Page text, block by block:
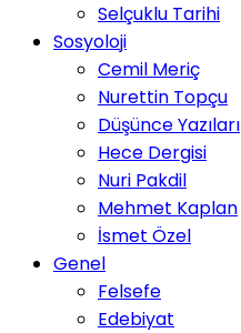
Selçuklu Tarihi
Sosyoloji
Cemil Meriç
Nurettin Topçu
Düşünce Yazıları
Hece Dergisi
Nuri Pakdil
Mehmet Kaplan
İsmet Özel
Genel
Felsefe
Edebiyat